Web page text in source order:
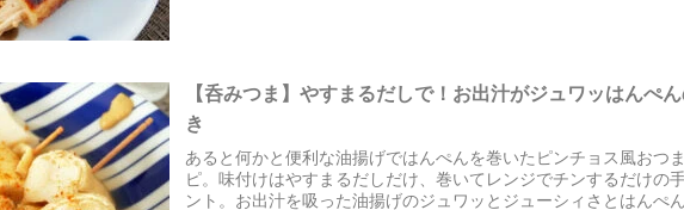
【呑みつま】やすまるだしで！お出汁がジュワッはんぺ
き
あると何かと便利な油揚げではんぺんを巻いたピンチョス風おつ
ピ。味付けはやすまるだしだけ、巻いてレンジでチンするだけの
ント。お出汁を吸った油揚げのジュワッとジューシィさとはんぺ